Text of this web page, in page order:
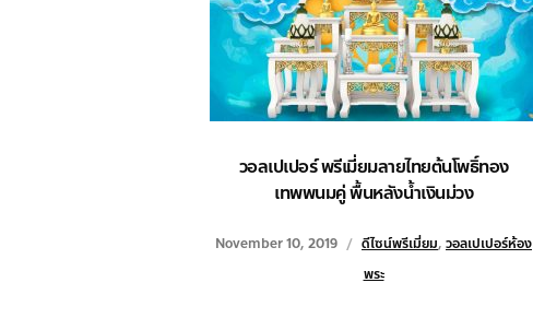
วอลเปเปอร์ พรีเมี่ยมลายไทยต้นโพธิ์ทอง
เทพพนมคู่ พื้นหลังน้ำเงินม่วง
November 10, 2019 ดีไซน์พรีเมี่ยม, วอลเปเปอร์ห้อง
พระ